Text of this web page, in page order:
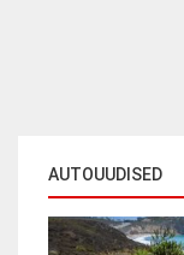
AUTOUUDISED